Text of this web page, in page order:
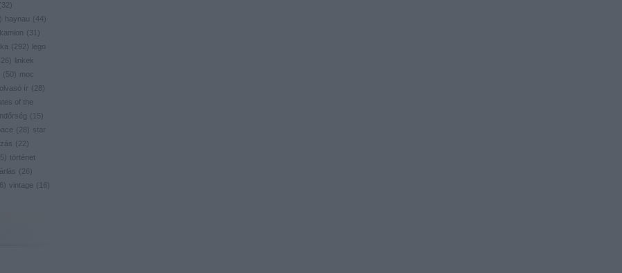
32)
) haynau ( 44)
kamion ( 31
)
( 292)
lego
26 )
linkek
( 50) moc
olvasó ír ( 28 )
of the
( 15)
( 28 ) star
( 22)
15) történet
( 26 )
) vintage ( 16 )